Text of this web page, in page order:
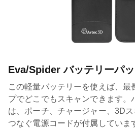
Eva/Spider バッテリーパ
この軽量バッテリーを使えば、最
プでどこでもスキャンできます。
は、ポーチ、チャージャー、3D
つなぐ電源コードが付属していま